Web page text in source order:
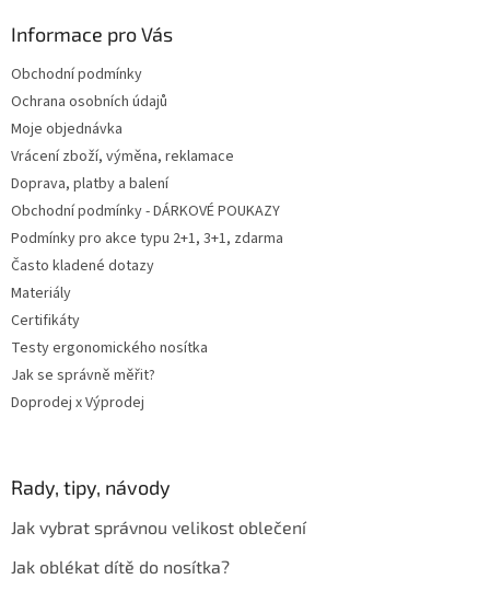
Informace pro Vás
Obchodní podmínky
Ochrana osobních údajů
Moje objednávka
Vrácení zboží, výměna, reklamace
Doprava, platby a balení
Obchodní podmínky - DÁRKOVÉ POUKAZY
Podmínky pro akce typu 2+1, 3+1, zdarma
Často kladené dotazy
Materiály
Certifikáty
Testy ergonomického nosítka
Jak se správně měřit?
Doprodej x Výprodej
Rady, tipy, návody
Jak vybrat správnou velikost oblečení
Jak oblékat dítě do nosítka?